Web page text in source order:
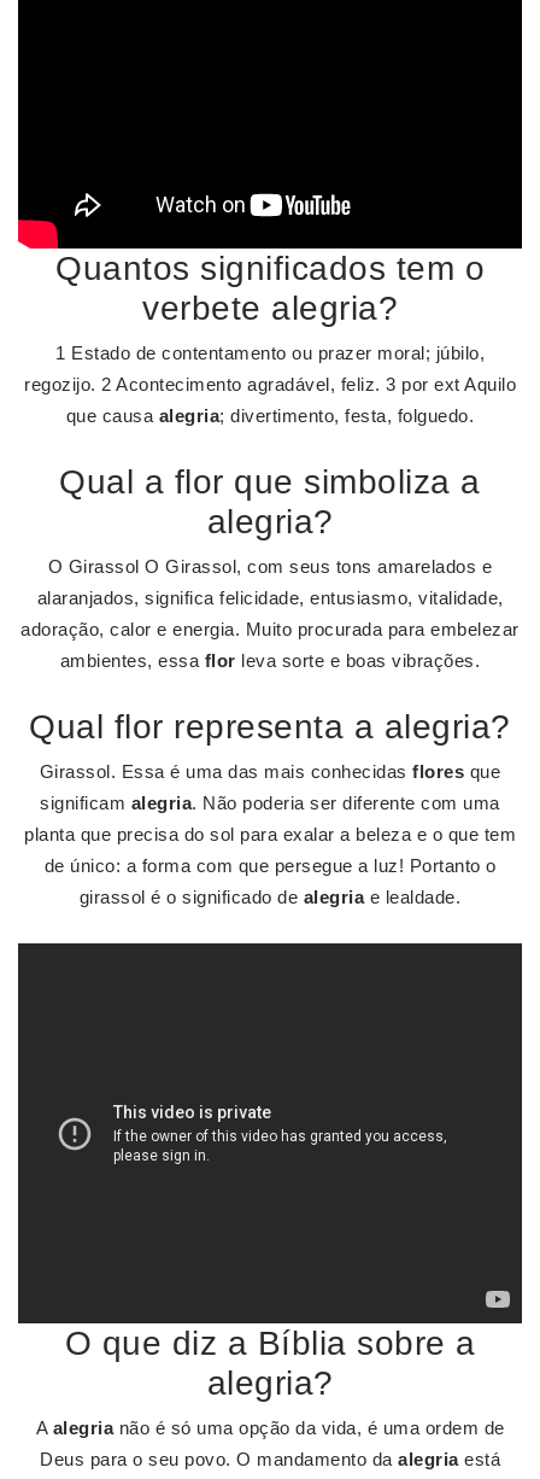
Quantos significados tem o
verbete alegria?
1 Estado de contentamento ou prazer moral; júbilo,
regozijo. 2 Acontecimento agradável, feliz. 3 por ext Aquilo
que causa alegria; divertimento, festa, folguedo.
Qual a flor que simboliza a
alegria?
O Girassol O Girassol, com seus tons amarelados e
alaranjados, significa felicidade, entusiasmo, vitalidade,
adoração, calor e energia. Muito procurada para embelezar
ambientes, essa flor leva sorte e boas vibrações.
Qual flor representa a alegria?
Girassol. Essa é uma das mais conhecidasflores que
significam alegria. Não poderia ser diferente com uma
planta que precisa do sol para exalar a beleza e o que tem
de único: a forma com que persegue a luz! Portanto o
girassol é o significado de alegriae lealdade.
O que diz a Bíblia sobre a
alegria?
A alegrianão é só uma opção da vida, é uma ordem de
Deus para o seu povo. O mandamento da alegriaestá